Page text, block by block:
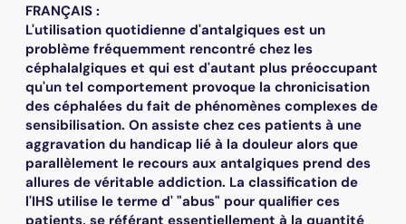
FRANÇAIS :
L'utilisation quotidienne d'antalgiques est un
problème fréquemment rencontré chez les
céphalalgiques et qui est d'autant plus préoccupant
qu'un tel comportement provoque la chronicisation
des céphalées du fait de phénomènes complexes de
sensibilisation. On assiste chez ces patients à une
aggravation du handicap lié à la douleur alors que
parallèlement le recours aux antalgiques prend des
allures de véritable addiction. La classification de
l'IHS utilise le terme d' "abus" pour qualifier ces
patients, se référant essentiellement à la quantité